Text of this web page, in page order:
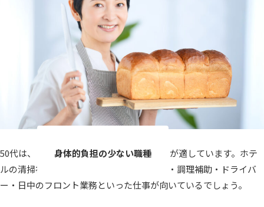
50代は、 身体的負担の少ない職種
が適しています。ホテ
ルの清掃補助・リネン交換・売店スタッフ・調理補助・ドライバ
ー・日中のフロント業務といった仕事が向いているでしょう。